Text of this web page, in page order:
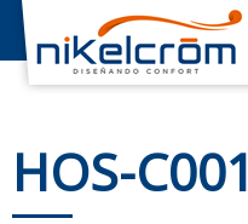
HOS-C001